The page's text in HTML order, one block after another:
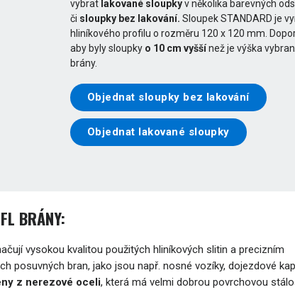
vybrat lakované sloupkyv několika barevných
či sloupky bez lakování. Sloupek STANDARD je
hliníkového profilu o rozměru 120 x 120 mm.
aby byly sloupky o 10 cm vyššínež je výška
brány.
Objednat sloupky bez lakování
Objednat lakované sloupky
BRÁNY:
vysokou kvalitou použitých hliníkových slitin a precizním
posuvných bran, jako jsou např. nosné vozíky, dojezdové
z nerezové oceli, která má velmi dobrou povrchovou